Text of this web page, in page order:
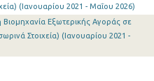
(Ιανουαρίου 2021 - Μαΐου 2026)
Βιομηχανία Εξωτερικής Αγοράς σε
Στοιχεία) (Ιανουαρίου 2021 -